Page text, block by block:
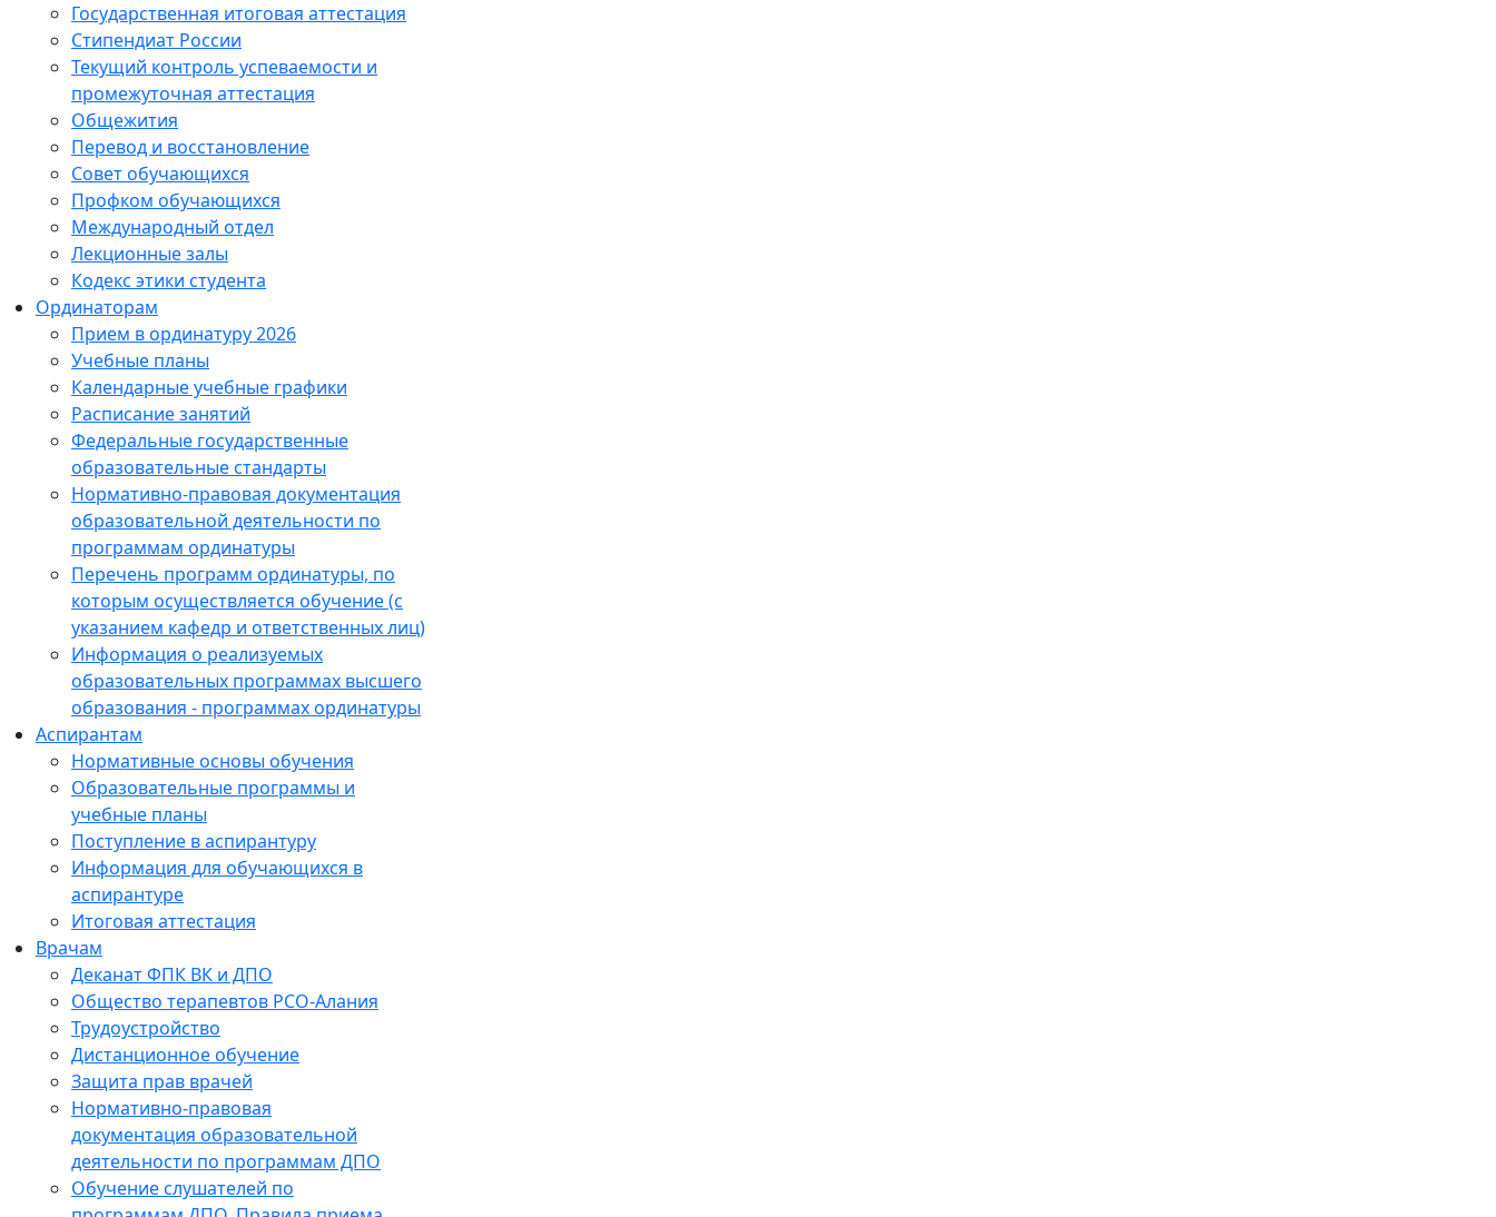
Государственная итоговая аттестация
Стипендиат России
Текущий контроль успеваемости и
промежуточная аттестация
Общежития
Перевод и восстановление
Совет обучающихся
Профком обучающихся
Международный отдел
Лекционные залы
Кодекс этики студента
Ординаторам
Прием в ординатуру 2026
Учебные планы
Календарные учебные графики
Расписание занятий
Федеральные государственные
образовательные стандарты
Нормативно-правовая документация
образовательной деятельности по
программам ординатуры
Перечень программ ординатуры, по
которым осуществляется обучение (с
указанием кафедр и ответственных лиц)
Информация о реализуемых
образовательных программах высшего
образования - программах ординатуры
Аспирантам
Нормативные основы обучения
Образовательные программы и
учебные планы
Поступление в аспирантуру
Информация для обучающихся в
аспирантуре
Итоговая аттестация
Врачам
Деканат ФПК ВК и ДПО
Общество терапевтов РСО-Алания
Трудоустройство
Дистанционное обучение
Защита прав врачей
Нормативно-правовая
документация образовательной
деятельности по программам ДПО
Обучение слушателей по